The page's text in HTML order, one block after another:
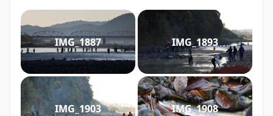
IMG_1887 IMG_1893
IMG_1903 IMG_1908